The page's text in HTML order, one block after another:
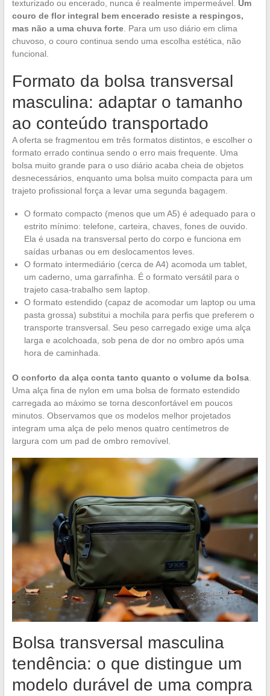
texturizado ou encerado, nunca é realmente impermeável. Um
couro de flor integral bem encerado resiste a respingos,
mas não a uma chuva forte. Para um uso diário em clima
chuvoso, o couro continua sendo uma escolha estética, não
funcional.
Formato da bolsa transversal
masculina: adaptar o tamanho
ao conteúdo transportado
A oferta se fragmentou em três formatos distintos, e escolher o
formato errado continua sendo o erro mais frequente. Uma
bolsa muito grande para o uso diário acaba cheia de objetos
desnecessários, enquanto uma bolsa muito compacta para um
trajeto profissional força a levar uma segunda bagagem.
O formato compacto (menos que um A5) é adequado para o
estrito mínimo: telefone, carteira, chaves, fones de ouvido.
Ela é usada na transversal perto do corpo e funciona em
saídas urbanas ou em deslocamentos leves.
O formato intermediário (cerca de A4) acomoda um tablet,
um caderno, uma garrafinha. É o formato versátil para o
trajeto casa-trabalho sem laptop.
O formato estendido (capaz de acomodar um laptop ou uma
pasta grossa) substitui a mochila para perfis que preferem o
transporte transversal. Seu peso carregado exige uma alça
larga e acolchoada, sob pena de dor no ombro após uma
hora de caminhada.
O conforto da alça conta tanto quanto o volume da bolsa.
Uma alça fina de nylon em uma bolsa de formato estendido
carregada ao máximo se torna desconfortável em poucos
minutos. Observamos que os modelos melhor projetados
integram uma alça de pelo menos quatro centímetros de
largura com um pad de ombro removível.
Bolsa transversal masculina
tendência: o que distingue um
modelo durável de uma compra